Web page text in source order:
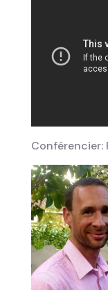
Conférencier: